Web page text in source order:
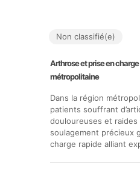
Non classifié(e)
Arthrose et prise en
métropolitaine
Dans la région
patients souffrant
douloureuses et
soulagement précieux
charge rapide alliant